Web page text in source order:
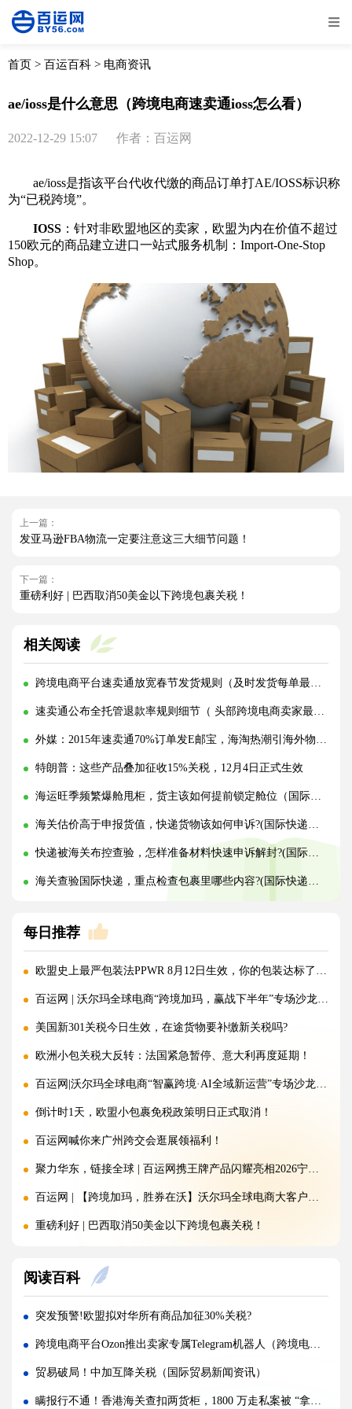
全部 物流资讯
取消
首页 > 百运百科 > 电商资讯
ae/ioss是什么意思（跨境电商速卖通ioss怎么看）
2022-12-29 15:07 作者：百运网
ae/ioss是指该平台代收代缴的商品订单打AE/IOSS标识称
为“已税跨境”。
IOSS ：针对非欧盟地区的卖家，欧盟为内在价值不超过
150欧元的商品建立进口一站式服务机制：Import-One-Stop
Shop。
上一篇：
发亚马逊FBA物流一定要注意这三大细节问题！
下一篇：
重磅利好 | 巴西取消50美金以下跨境包裹关税！
相关阅读
跨境电商平台速卖通放宽春节发货规则（及时发货每单最高补贴2元）
速卖通公布全托管退款率规则细节（ 头部跨境电商卖家最高可享免罚）
外媒：2015年速卖通70%订单发E邮宝，海淘热潮引海外物流商关注
特朗普：这些产品叠加征收15%关税，12月4日正式生效
海运旺季频繁爆舱甩柜，货主该如何提前锁定舱位（国际海运干货知识分享）
海关估价高于申报货值，快递货物该如何申诉?(国际快递干货知识分享)
快递被海关布控查验，怎样准备材料快速申诉解封?(国际快递干货知识分享)
海关查验国际快递，重点检查包裹里哪些内容?(国际快递干货知识分享)
每日推荐
欧盟史上最严包装法PPWR 8月12日生效，你的包装达标了吗？
百运网 | 沃尔玛全球电商“跨境加玛，赢战下半年”专场沙龙圆满收官!
美国新301关税今日生效，在途货物要补缴新关税吗?
欧洲小包关税大反转：法国紧急暂停、意大利再度延期！
百运网|沃尔玛全球电商“智赢跨境·AI全域新运营”专场沙龙圆满收官!
倒计时1天，欧盟小包裹免税政策明日正式取消！
百运网喊你来广州跨交会逛展领福利！
聚力华东，链接全球 | 百运网携王牌产品闪耀亮相2026宁波跨境电商出口博览会!
百运网 | 【跨境加玛，胜券在沃】沃尔玛全球电商大客户产业带沙龙圆满收官!
重磅利好 | 巴西取消50美金以下跨境包裹关税！
150欧元免税时代即将终结！欧盟新政落地，跨境卖家如何破局？
突发 | 特朗普签署文件：美国将对这些产品加征100%关税，全球贸易再掀波澜！
百运网 | 沃尔玛平台招商分享大会圆满收官!双向赋能，共启跨境出海新征程
落幕不散场，聚力新征程 | 百运网惊艳亮相福州跨交会，完美收官！
国际海运公司MSC 波斯湾航线新政震动跨境物流（强制终止+加价 800 美元）
阅读百科
突发预警!欧盟拟对华所有商品加征30%关税?
跨境电商平台Ozon推出卖家专属Telegram机器人（跨境电商新闻资讯）
贸易破局！中加互降关税（国际贸易新闻资讯）
瞒报行不通！香港海关查扣两货柜，1800 万走私案被 “拿捏”（国际贸易新闻资讯）